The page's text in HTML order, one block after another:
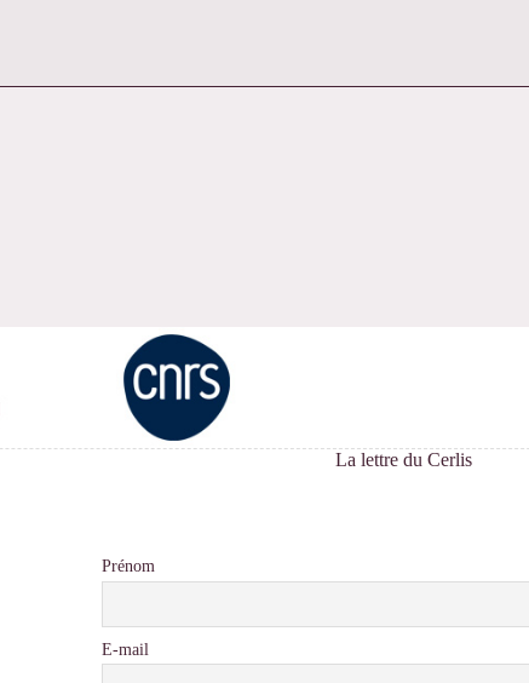
La lettre du Cerlis
Prénom
E-mail